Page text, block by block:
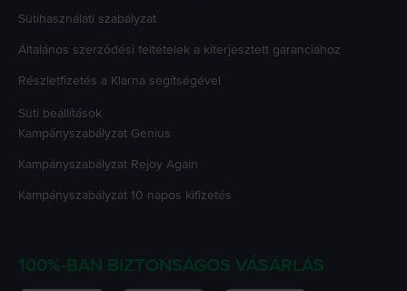
Sütihasználati szabályzat
Általános szerződési feltételek a kiterjesztett garanciához
Részletfizetés a Klarna segítségével
Süti beállítások
Kampányszabályzat Genius
Kampányszabályzat Rejoy Again
Kampányszabályzat 10 napos kifizetés
100%-BAN BIZTONSÁGOS VÁSÁRLÁS